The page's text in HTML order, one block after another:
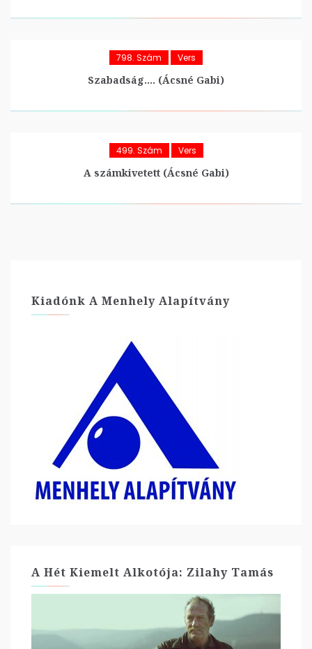
798. Szám Vers
Szabadság…. (Ácsné Gabi)
499. Szám Vers
A számkivetett (Ácsné Gabi)
Kiadónk A Menhely Alapítvány
A Hét Kiemelt Alkotója: Zilahy Tamás